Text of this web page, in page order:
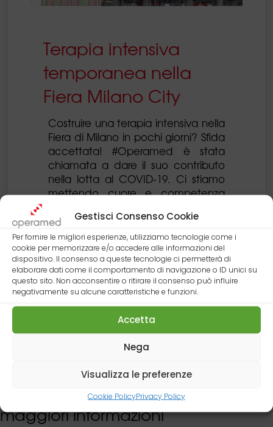
Gestisci Consenso Cookie
Per fornire le migliori esperienze, utilizziamo tecnologie come i
cookie per memorizzare e/o accedere alle informazioni del
dispositivo. Il consenso a queste tecnologie ci permetterà di
elaborare dati come il comportamento di navigazione o ID unici su
questo sito. Non acconsentire o ritirare il consenso può influire
negativamente su alcune caratteristiche e funzioni.
Accetta
Nega
Visualizza le preferenze
Cookie PolicyPrivacy Policy
Terapia intensiva
temporanea nella
Fiera Milano City
Costruire una terapia intensiva nella
Fiera di Milano in pochi giorni? Sfida
accettata! #Operamed è stata
chiamata a dare il suo contributo
nella lotta al COVID-19. Ci stiamo
mettendo cuore e competenza
insieme. Seguiteci e vi terremo
aggiornati giorno per giorno in
questa corsa contro il tempo!
Contattaci per
maggiori informazioni